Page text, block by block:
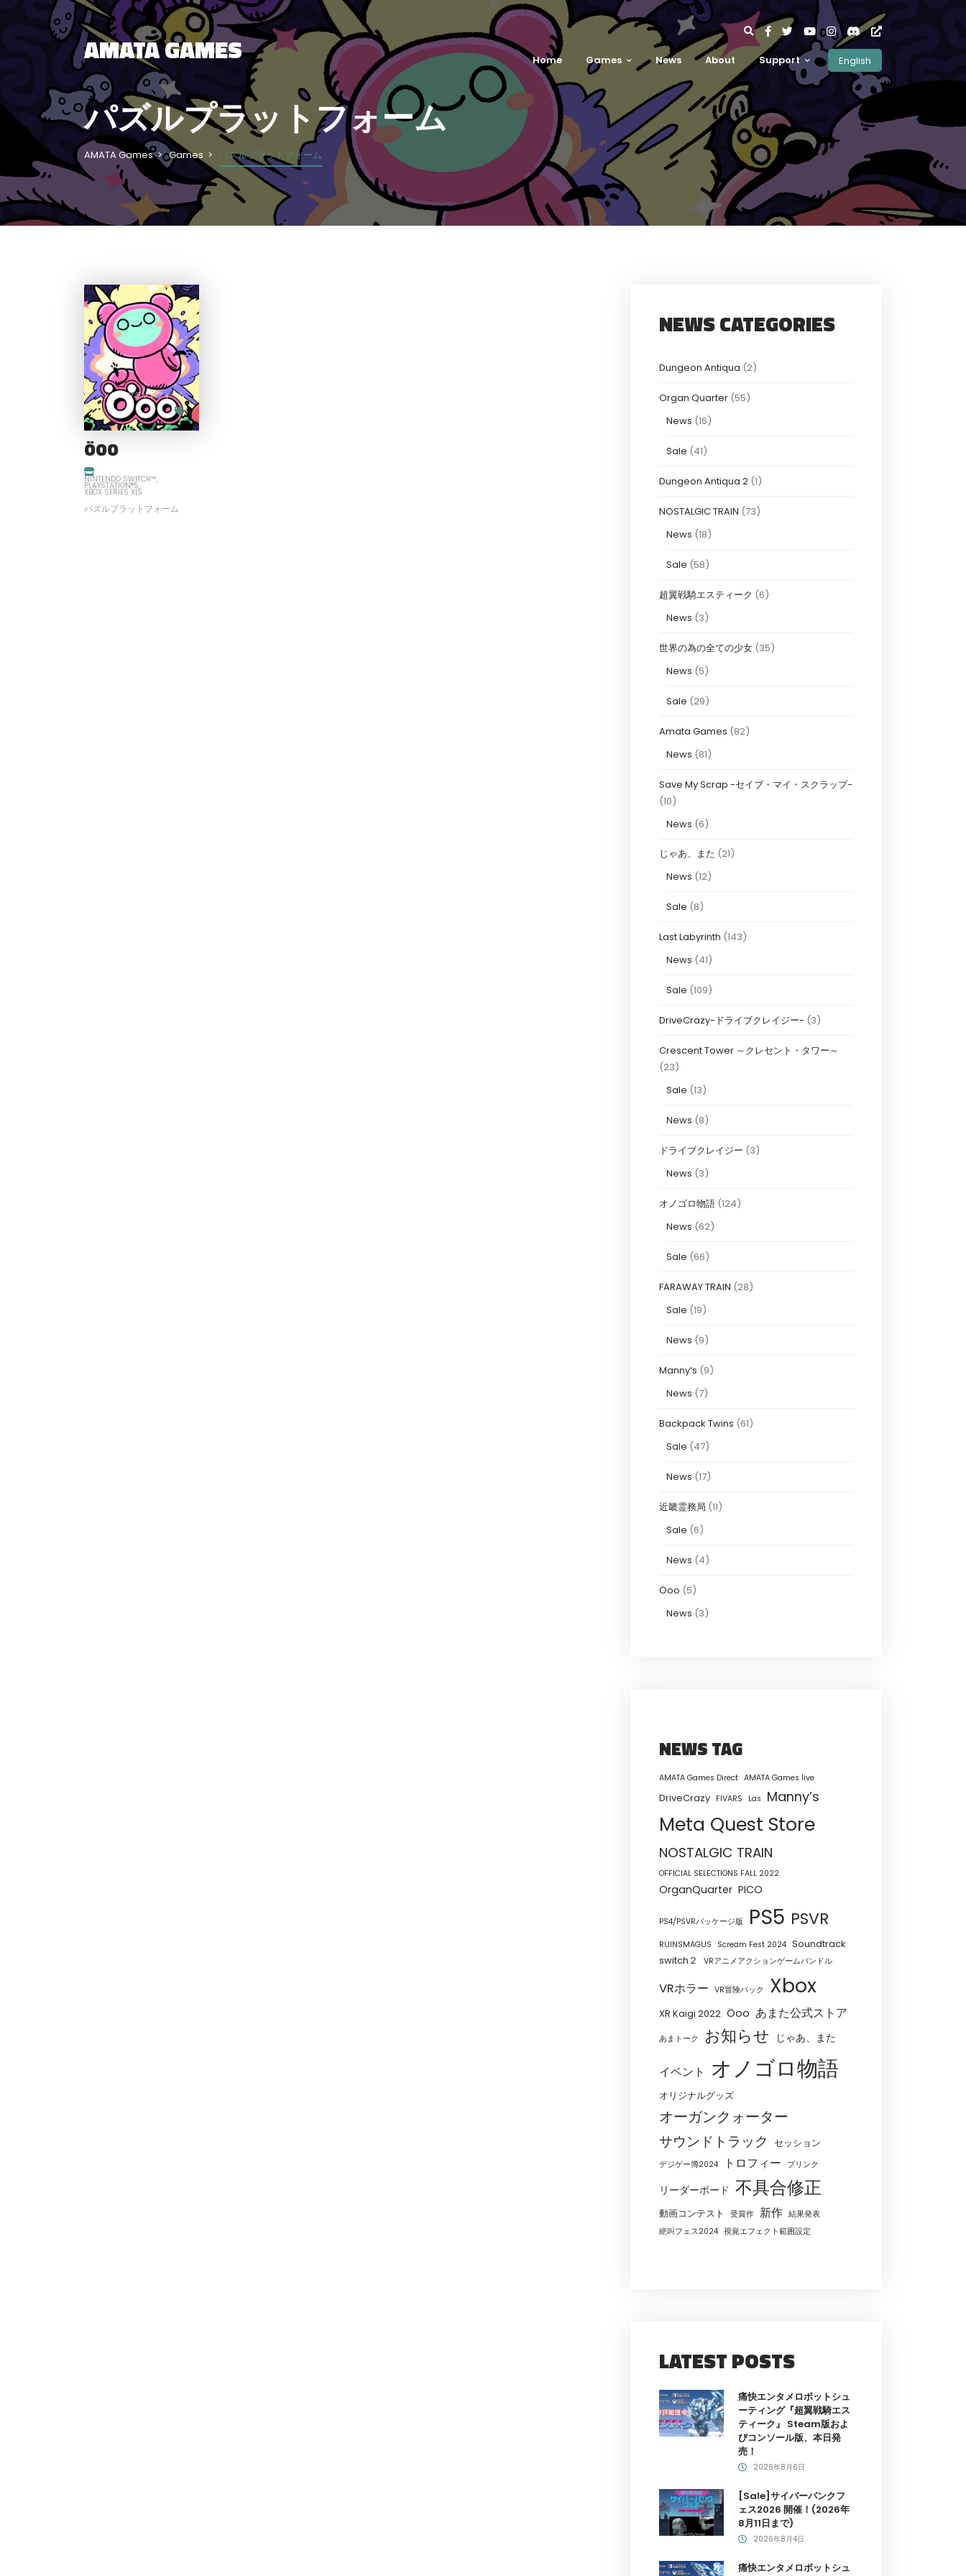
AMATA GAMES Home Games News About Support English
パズルプラットフォーム
AMATA Games Games パズルプラットフォーム
パズルプラットフォーム
ÖOO
NINTENDO SWITCH™
PLAYSTATION®5
XBOX SERIES X|S
パズルプラットフォーム
NEWS CATEGORIES
Dungeon Antiqua (2)
Organ Quarter (55)
News (16)
Sale (41)
Dungeon Antiqua 2 (1)
NOSTALGIC TRAIN (73)
News (18)
Sale (58)
超翼戦騎エスティーク (6)
News (3)
世界の為の全ての少女 (35)
News (5)
Sale (29)
Amata Games (82)
News (81)
Save My Scrap -セイブ・マイ・スクラップ-
(10)
News (6)
じゃあ、また (21)
News (12)
Sale (8)
Last Labyrinth (143)
News (41)
Sale (109)
DriveCrazy-ドライブクレイジー- (3)
Crescent Tower ～クレセント・タワー～
(23)
Sale (13)
News (8)
ドライブクレイジー (3)
News (3)
オノゴロ物語 (124)
News (62)
Sale (66)
FARAWAY TRAIN (28)
Sale (19)
News (9)
Manny’s (9)
News (7)
Backpack Twins (61)
Sale (47)
News (17)
近畿霊務局 (11)
Sale (6)
News (4)
Öoo (5)
News (3)
NEWS TAG
AMATA Games Direct AMATA Games live
DriveCrazy FIVARS Las Manny’s
Meta Quest Store
NOSTALGIC TRAIN
OFFICIAL SELECTIONS FALL 2022
OrganQuarter PICO
PS4/PSVRパッケージ版 PS5 PSVR
RUINSMAGUS Scream Fest 2024 Soundtrack
switch２
VRアニメアクションゲームバンドル
VRホラー VR冒険パック Xbox
XR Kaigi 2022 Öoo あまた公式ストア
あまトーク お知らせ じゃあ、また
イベント オノゴロ物語
オリジナルグッズ
オーガンクォーター
サウンドトラック セッション
デジゲー博2024 トロフィー ブリンク
リーダーボード 不具合修正
動画コンテスト 受賞作 新作 結果発表
絶叫フェス2024 視覚エフェクト範囲設定
LATEST POSTS
痛快エンタメロボットシュ
ーティング『超翼戦騎エス
ティーク』 Steam版およ
びコンソール版、本日発
売！
2026年8月6日
[Sale]サイバーパンクフ
ェス2026 開催！(2026年
8月11日まで)
2026年8月4日
痛快エンタメロボットシュ